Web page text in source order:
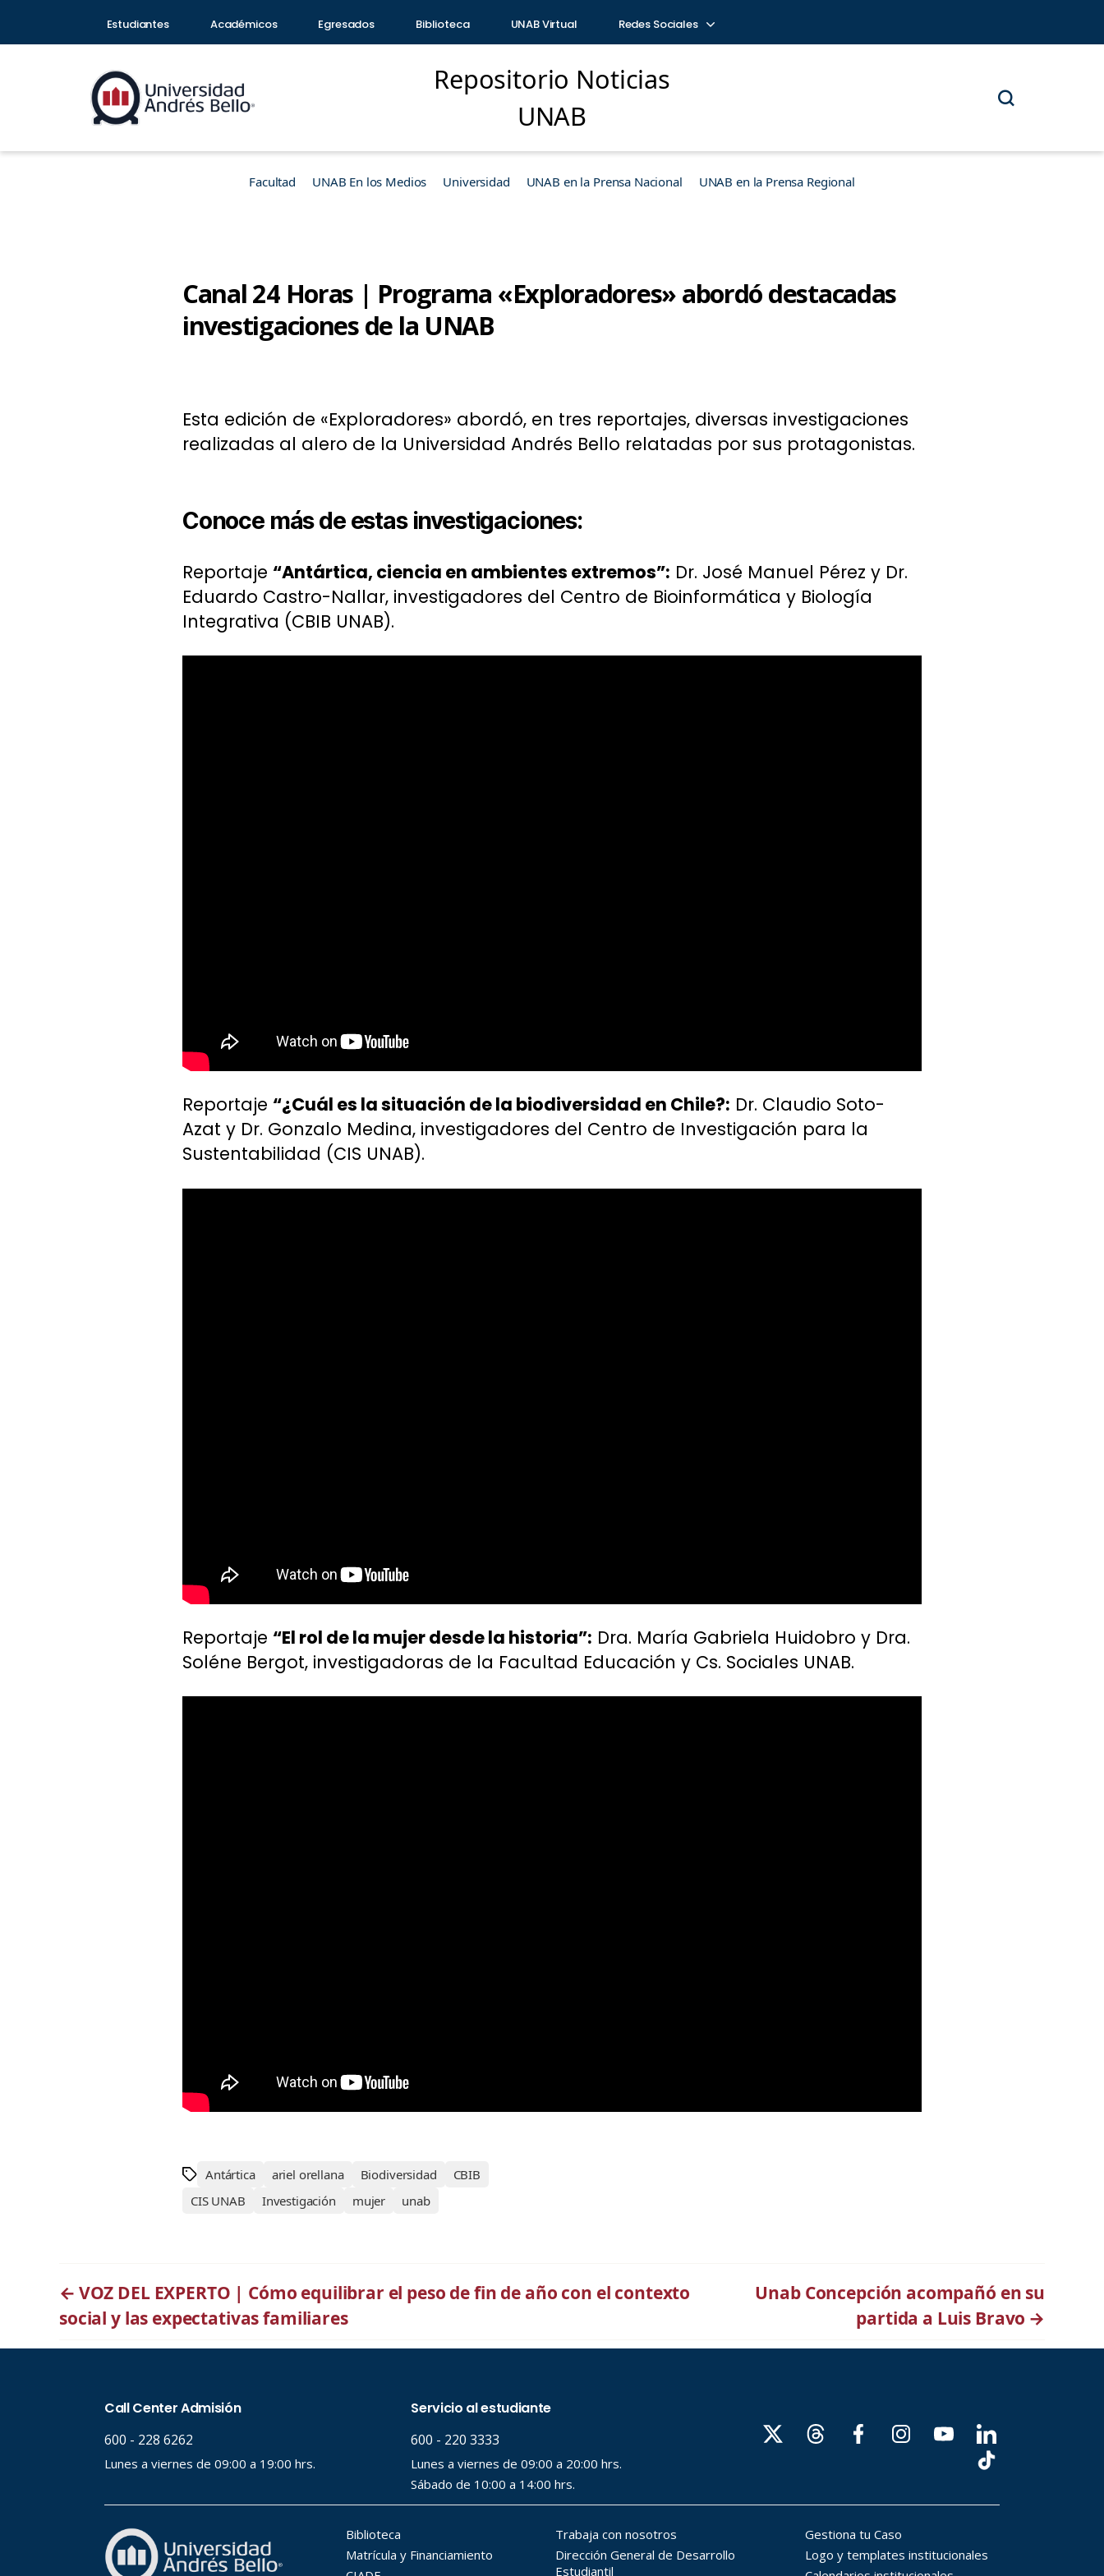
Estudiantes Académicos Egresados Biblioteca UNAB Virtual Redes Sociales
Repositorio Noticias
UNAB
Facultad UNAB En los Medios Universidad UNAB en la Prensa Nacional UNAB en la Prensa Regional
Canal 24 Horas | Programa «Exploradores» abordó destacadas
investigaciones de la UNAB
Esta edición de «Exploradores» abordó, en tres reportajes, diversas investigaciones
realizadas al alero de la Universidad Andrés Bello relatadas por sus protagonistas.
Conoce más de estas investigaciones:
Reportaje “Antártica, ciencia en ambientes extremos”: Dr. José Manuel Pérez y Dr.
Eduardo Castro-Nallar, investigadores del Centro de Bioinformática y Biología
Integrativa (CBIB UNAB).
Reportaje “¿Cuál es la situación de la biodiversidad en Chile?: Dr. Claudio Soto-
Azat y Dr. Gonzalo Medina, investigadores del Centro de Investigación para la
Sustentabilidad (CIS UNAB).
Reportaje “El rol de la mujer desde la historia”: Dra. María Gabriela Huidobro y Dra.
Soléne Bergot, investigadoras de la Facultad Educación y Cs. Sociales UNAB.
Antártica ariel orellana Biodiversidad
CBIB
CIS UNAB
Investigación mujer unab
← VOZ DEL EXPERTO | Cómo equilibrar el peso de fin de año con el contexto
social y las expectativas familiares
Unab Concepción acompañó en su
partida a Luis Bravo →